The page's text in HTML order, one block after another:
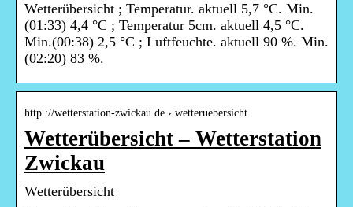
Wetterübersicht ; Temperatur. aktuell 5,7 °C. Min.
(01:33) 4,4 °C ; Temperatur 5cm. aktuell 4,5 °C.
Min.(00:38) 2,5 °C ; Luftfeuchte. aktuell 90 %. Min.
(02:20) 83 %.
http ://wetterstation-zwickau.de › wetteruebersicht
Wetterübersicht – Wetterstation
Zwickau
Wetterübersicht